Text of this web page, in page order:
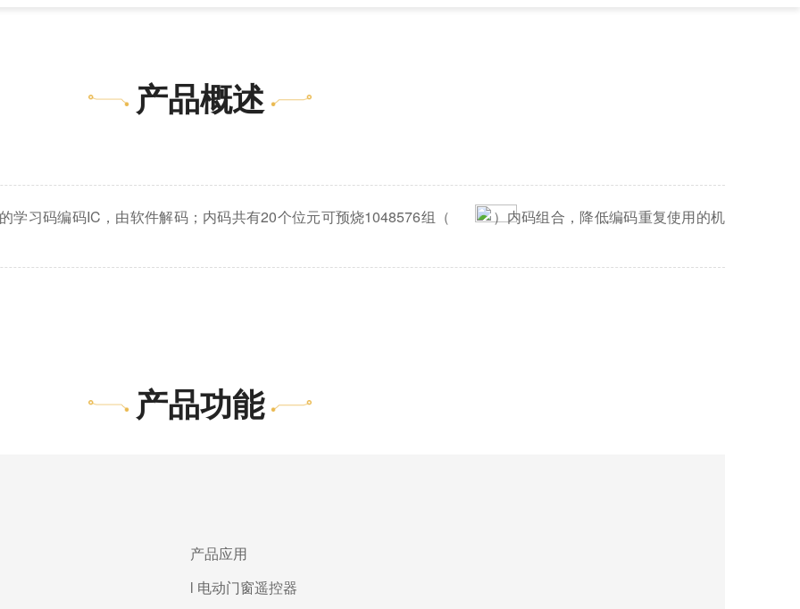
产品概述
学习码编码IC，由软件解码；内码共有20个位元可预烧1048576组（ ）内码组合，降低编码重复使用的机
产品功能
产品应用
l 电动门窗遥控器